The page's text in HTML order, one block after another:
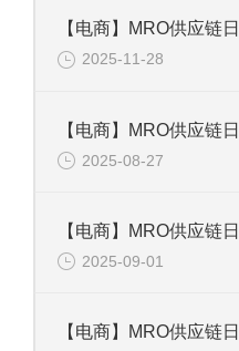
2025-11-28
2025-08-27
2025-09-01